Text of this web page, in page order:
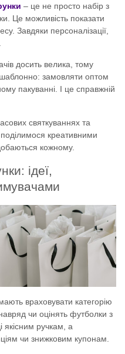
– це не просто набір з
Це можливість показати
Завдяки персоналізації,
досить велика, тому
замовляти оптом
пакуванні. І це справжній
святкуваннях та
поділимося креативними
кожному.
ідеї,
враховувати категорію
чи оцінять футболки з
якісним ручкам, а
чи знижковим купонам.